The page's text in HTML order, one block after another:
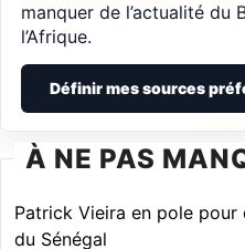
manquer de l’actualité du
l’Afrique.
Définir mes sources
À NE PAS
Patrick Vieira en pole pour
du Sénégal